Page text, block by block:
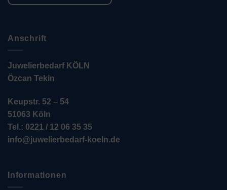
Anschrift
Juwelierbedarf KÖLN
Özcan Tekin
Keupstr. 52 – 54
51063 Köln
Tel.: 0221 / 12 06 35 35
info@juwelierbedarf-koeln.de
Informationen